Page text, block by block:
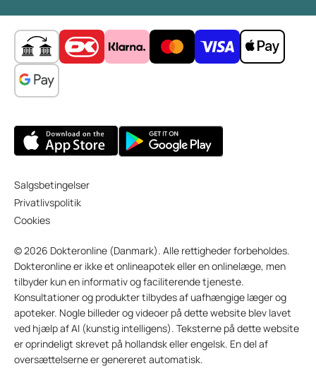
Salgsbetingelser
Privatlivspolitik
Cookies
© 2026 Dokteronline (Danmark). Alle rettigheder forbeholdes.
Dokteronline er ikke et onlineapotek eller en onlinelæge, men
tilbyder kun en informativ og faciliterende tjeneste.
Konsultationer og produkter tilbydes af uafhængige læger og
apoteker. Nogle billeder og videoer på dette website blev lavet
ved hjælp af AI (kunstig intelligens). Teksterne på dette website
er oprindeligt skrevet på hollandsk eller engelsk. En del af
oversættelserne er genereret automatisk.